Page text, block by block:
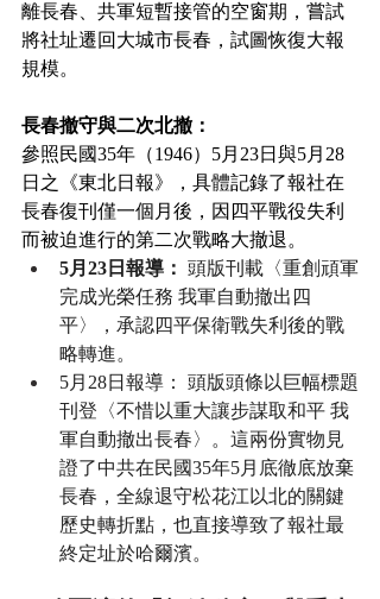
離長春、共軍短暫接管的空窗期，嘗試
將社址遷回大城市長春，試圖恢復大報
規模。
長春撤守與二次北撤：
參照民國35年（1946）5月23日與5月28
日之《東北日報》，具體記錄了報社在
長春復刊僅一個月後，因四平戰役失利
而被迫進行的第二次戰略大撤退。
5月23日報導： 頭版刊載〈重創頑軍
完成光榮任務 我軍自動撤出四
平〉，承認四平保衛戰失利後的戰
略轉進。
5月28日報導： 頭版頭條以巨幅標題
刊登〈不惜以重大讓步謀取和平 我
軍自動撤出長春〉。這兩份實物見
證了中共在民國35年5月底徹底放棄
長春，全線退守松花江以北的關鍵
歷史轉折點，也直接導致了報社最
終定址於哈爾濱。